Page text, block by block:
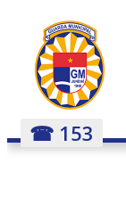
☎ 153